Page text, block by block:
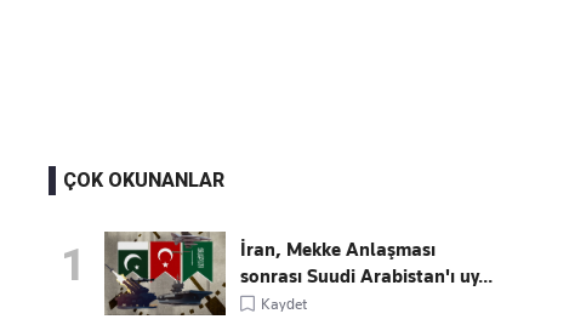
ÇOK OKUNANLAR
1
İran, Mekke Anlaşması
sonrası Suudi Arabistan'ı uy...
Kaydet